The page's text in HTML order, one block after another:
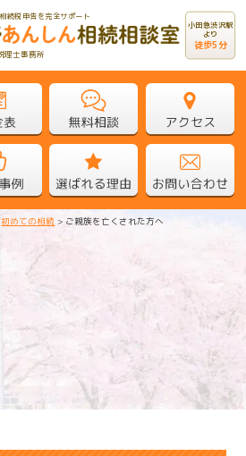
続税申告を完全サポート
理士事務所
小田急渋沢駅
より
徒歩5分
初めての相続 > ご親族を亡くされた方へ
亡くされた方へ